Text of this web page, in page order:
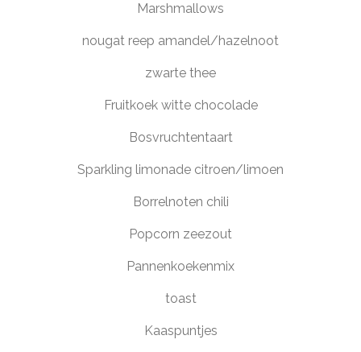
Marshmallows
nougat reep amandel/hazelnoot
zwarte thee
Fruitkoek witte chocolade
Bosvruchtentaart
Sparkling limonade citroen/limoen
Borrelnoten chili
Popcorn zeezout
Pannenkoekenmix
toast
Kaaspuntjes